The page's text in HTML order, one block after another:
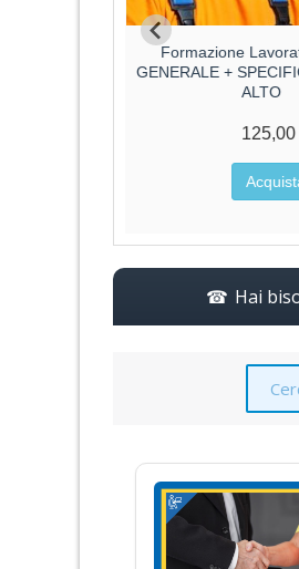
Formazione
GENERALE +
ALTO
125,00
Hai